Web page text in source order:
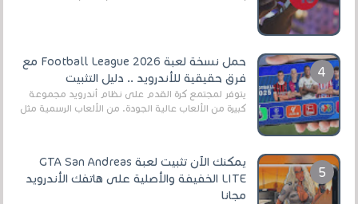
حمل نسخة لعبة Football League 2026 مع
فرق حقيقية للأندرويد .. دليل التثبيت
يتوفر لمجتمع كرة القدم على نظام أندرويد مجموعة
كبيرة من الألعاب عالية الجودة. من الألعاب الرسمية مثل
يمكنك الآن تثبيت لعبة GTA San Andreas
LITE الخفيفة والأصلية على هاتفك الأندرويد
مجانا